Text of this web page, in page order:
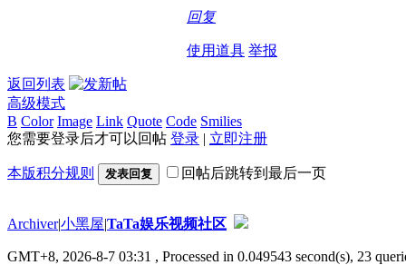
回复
使用道具 举报
返回列表
高级模式
B Color Image Link Quote Code Smilies
您需要登录后才可以回帖 登录 | 立即注册
本版积分规则 发表回复 回帖后跳转到最后一页
Archiver|小黑屋|TaTa娱乐视频社区
GMT+8, 2026-8-7 03:31 , Processed in 0.049543 second(s), 23